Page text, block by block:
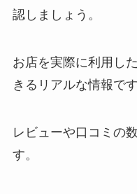
認しましょう。
お店を実際に利用し
きるリアルな情報です
レビューや口コミの
す。